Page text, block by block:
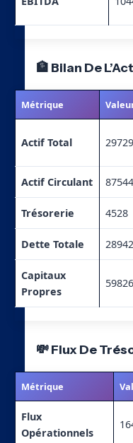
🏦 Bilan De
Métrique
Actif Total
Actif Circulant 87544
Trésorerie 4528
Dette Totale
Capitaux
Propres
59826
💸 Flux De
Métrique
Flux
Opérationnels